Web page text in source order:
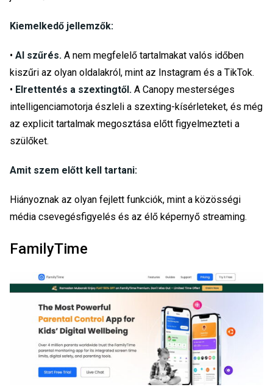
Kiemelkedő jellemzők:
• AI szűrés. A nem megfelelő tartalmakat valós időben
kiszűri az olyan oldalakról, mint az Instagram és a TikTok.
• Elrettentés a szextingtől. A Canopy mesterséges
intelligenciamotorja észleli a szexting-kísérleteket, és még
az explicit tartalmak megosztása előtt figyelmezteti a
szülőket.
Amit szem előtt kell tartani:
Hiányoznak az olyan fejlett funkciók, mint a közösségi
média csevegésfigyelés és az élő képernyő streaming.
FamilyTime